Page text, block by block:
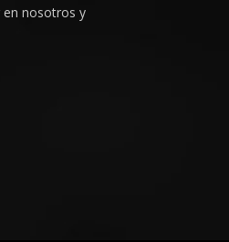
en nosotros y